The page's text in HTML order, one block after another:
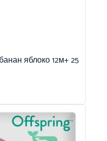
яблоко 12м+ 25